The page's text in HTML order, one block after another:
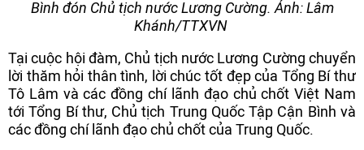
Bình đón Chủ tịch nước Lương Cường. Ảnh: Lâm
Khánh/TTXVN
Tại cuộc hội đàm, Chủ tịch nước Lương Cường chuyển
lời thăm hỏi thân tình, lời chúc tốt đẹp của Tổng Bí thư
Tô Lâm và các đồng chí lãnh đạo chủ chốt Việt Nam
tới Tổng Bí thư, Chủ tịch Trung Quốc Tập Cận Bình và
các đồng chí lãnh đạo chủ chốt của Trung Quốc.